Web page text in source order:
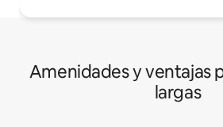
Amenidades y ventajas
largas